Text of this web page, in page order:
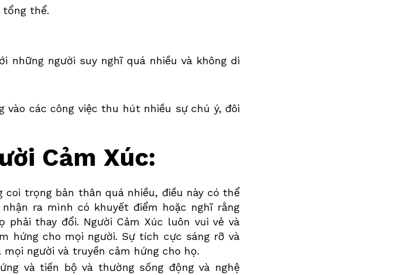
tổng thể.
những người suy nghĩ quá nhiều và không di
các công việc thu hút nhiều sự chú ý, đôi
Cảm Xúc:
coi trọng bản thân quá nhiều, điều này có thể
ra mình có khuyết điểm hoặc nghĩ rằng
phải thay đổi. Người Cảm Xúc luôn vui vẻ và
hứng cho mọi người. Sự tích cực sáng rỡ và
người và truyền cảm hứng cho họ.
và tiến bộ và thường sống động và nghệ